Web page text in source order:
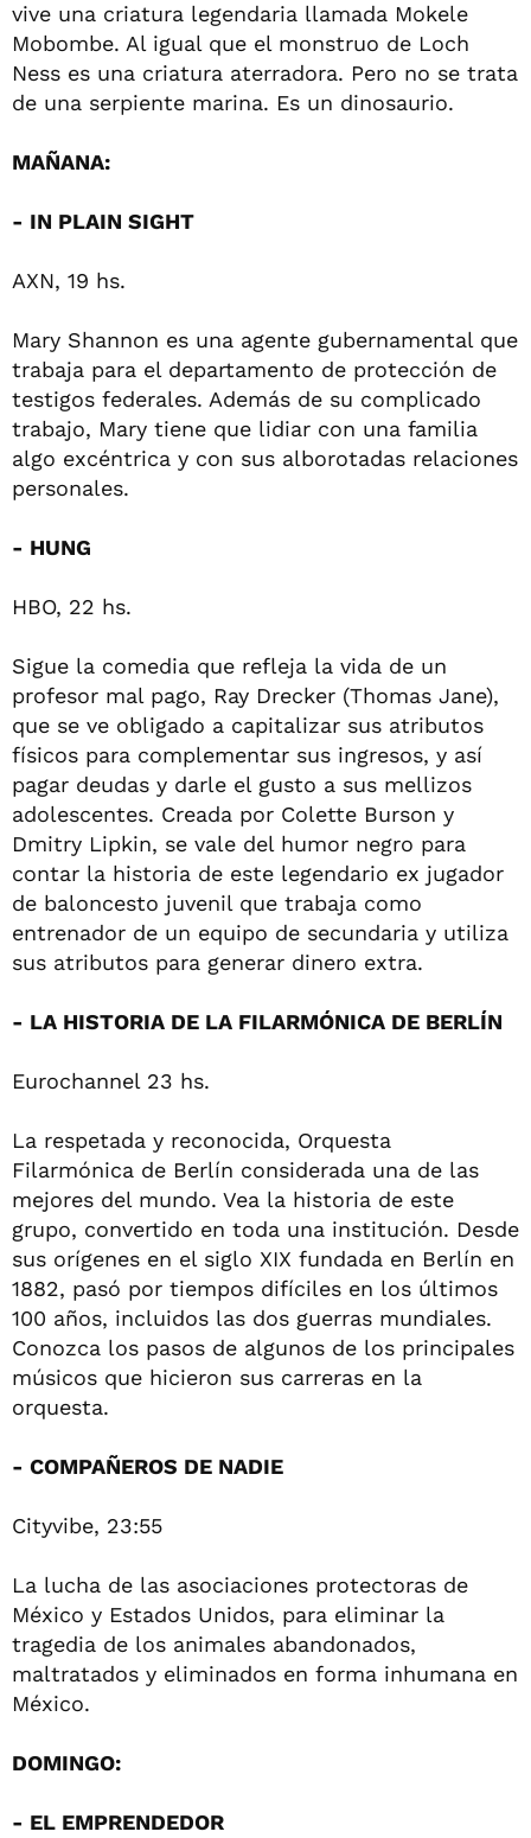
vive una criatura legendaria llamada Mokele
Mobombe. Al igual que el monstruo de Loch
Ness es una criatura aterradora. Pero no se trata
de una serpiente marina. Es un dinosaurio.
MAÑANA:
- IN PLAIN SIGHT
AXN, 19 hs.
Mary Shannon es una agente gubernamental que
trabaja para el departamento de protección de
testigos federales. Además de su complicado
trabajo, Mary tiene que lidiar con una familia
algo excéntrica y con sus alborotadas relaciones
personales.
- HUNG
HBO, 22 hs.
Sigue la comedia que refleja la vida de un
profesor mal pago, Ray Drecker (Thomas Jane),
que se ve obligado a capitalizar sus atributos
físicos para complementar sus ingresos, y así
pagar deudas y darle el gusto a sus mellizos
adolescentes. Creada por Colette Burson y
Dmitry Lipkin, se vale del humor negro para
contar la historia de este legendario ex jugador
de baloncesto juvenil que trabaja como
entrenador de un equipo de secundaria y utiliza
sus atributos para generar dinero extra.
- LA HISTORIA DE LA FILARMÓNICA DE BERLÍN
Eurochannel 23 hs.
La respetada y reconocida, Orquesta
Filarmónica de Berlín considerada una de las
mejores del mundo. Vea la historia de este
grupo, convertido en toda una institución. Desde
sus orígenes en el siglo XIX fundada en Berlín en
1882, pasó por tiempos difíciles en los últimos
100 años, incluidos las dos guerras mundiales.
Conozca los pasos de algunos de los principales
músicos que hicieron sus carreras en la
orquesta.
- COMPAÑEROS DE NADIE
Cityvibe, 23:55
La lucha de las asociaciones protectoras de
México y Estados Unidos, para eliminar la
tragedia de los animales abandonados,
maltratados y eliminados en forma inhumana en
México.
DOMINGO:
- EL EMPRENDEDOR